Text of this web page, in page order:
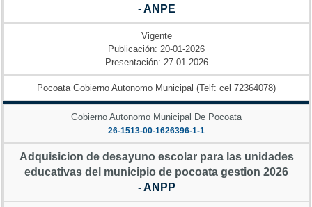
- ANPE
Vigente
Publicación: 20-01-2026
Presentación: 27-01-2026
Pocoata Gobierno Autonomo Municipal (Telf: cel 72364078)
Gobierno Autonomo Municipal De Pocoata
26-1513-00-1626396-1-1
Adquisicion de desayuno escolar para las unidades
educativas del municipio de pocoata gestion 2026
- ANPP